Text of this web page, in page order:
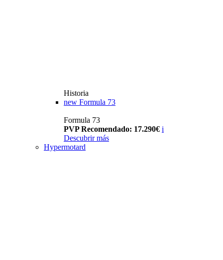
Historia
new Formula 73
Formula 73
PVP Recomendado: 17.290€ i
Descubrir más
Hypermotard